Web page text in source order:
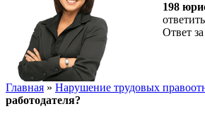
198
Ответ за
Главная » Нарушение трудовых
работодателя?